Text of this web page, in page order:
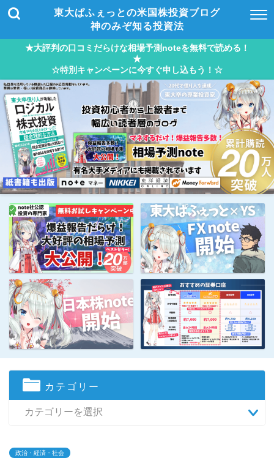
東大ぱふぇっとの米国株投資ブログ
神のみぞ知る投資法
★大評判の口コミだらけな相場予測noteを無料で読める！
★
☆特別キャンペーンに今すぐ申し込もう！☆
カテゴリー
政治・経済・社会